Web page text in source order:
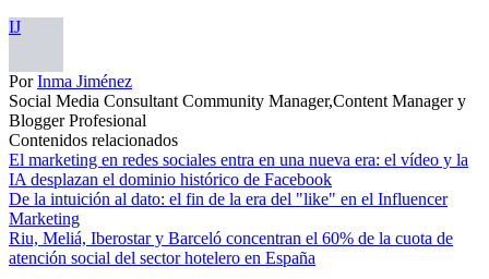
IJ
PorInma Jiménez
Social Media Consultant Community Manager,Content Manager y
Blogger Profesional
Contenidos relacionados
El marketing en redes sociales entra en una nueva era: el vídeo y la
IA desplazan el dominio histórico de Facebook
De la intuición al dato: el fin de la era del "like" en el Influencer
Marketing
Riu, Meliá, Iberostar y Barceló concentran el 60% de la cuota de
atención social del sector hotelero en España